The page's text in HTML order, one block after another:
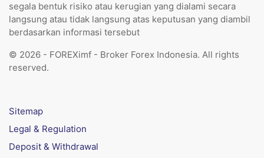
segala bentuk risiko atau kerugian yang dialami secara
langsung atau tidak langsung atas keputusan yang diambil
berdasarkan informasi tersebut
© 2026 - FOREXimf - Broker Forex Indonesia. All rights
reserved.
Sitemap
Legal & Regulation
Deposit & Withdrawal